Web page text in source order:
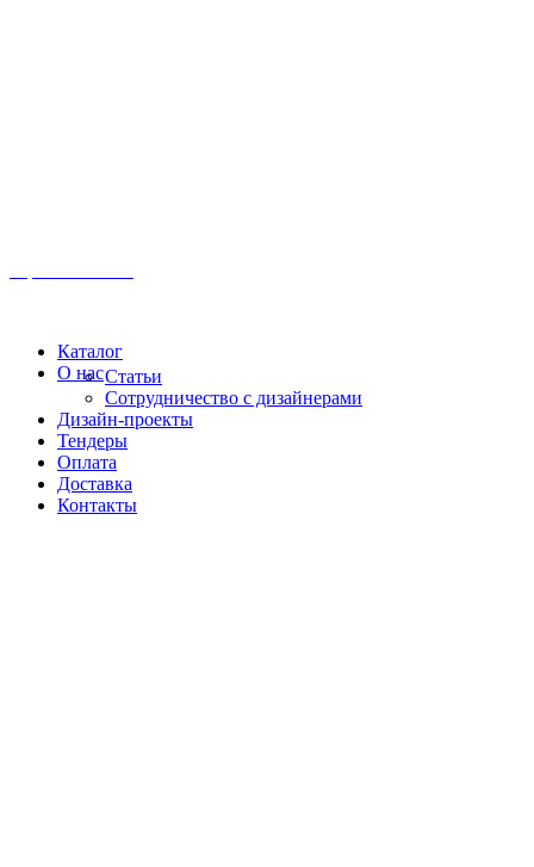
Каталог
О насСтатьи
Сотрудничество с дизайнерами
Дизайн-проекты
Тендеры
Оплата
Доставка
Контакты